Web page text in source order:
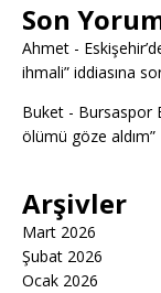
Son
Ahmet -
ihmali” iddiasına
Buket - Bursaspor
ölümü göze aldım”
Arşivler
Mart 2026
Şubat 2026
Ocak 2026